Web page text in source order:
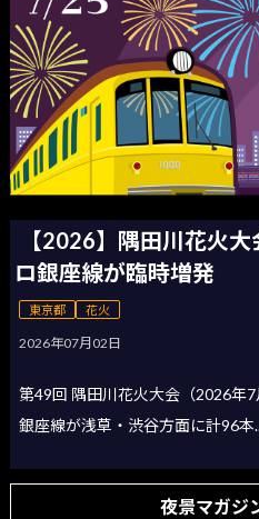
【2026】隅田川花火
ロ銀座線が臨時増発
東京都 花火
2026年07月02日
第49回 隅田川花火大会（2026年
銀座線が浅草・渋谷方面に計96本
夜景マガジ